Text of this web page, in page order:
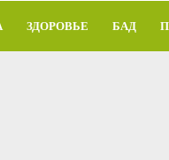
ЗДОРОВЬЕ БАД